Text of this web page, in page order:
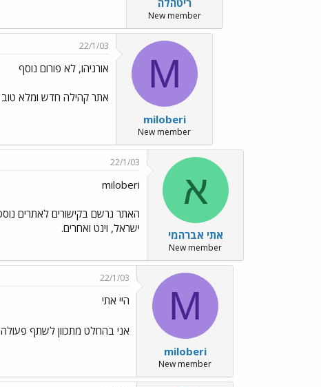
ריטהלה
New member
M
miloberi
New member
22/1/03
אורניהו, לא פורום נוסף
אתר קהילה חדש ומלא טוב
א
אתי אברהמי
New member
22/1/03
miloberi
האתר נרשם בקישורים לאתרים
ישראל, וינט ואחרים.
M
miloberi
New member
22/1/03
היי אתי
אני בהחלט מתכוון לשתף פעולה